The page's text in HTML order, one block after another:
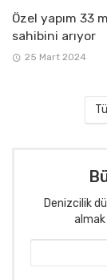
Özel yapım 33
sahibini arıyor
25 Mart 2024
Denizcilik